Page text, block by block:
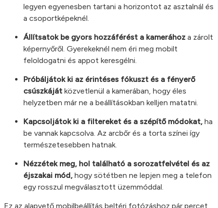
legyen egyenesben tartani a horizontot az asztalnál és
a csoportképeknél.
Állítsatok be gyors hozzáférést a kamerához a zárolt
képernyőről. Gyerekeknél nem éri meg mobilt
feloldogatni és appot keresgélni.
Próbáljátok ki az érintéses fókuszt és a fényerő
csúszkáját közvetlenül a kamerában, hogy éles
helyzetben már ne a beállításokban kelljen matatni.
Kapcsoljátok ki a filtereket és a szépítő módokat, ha
be vannak kapcsolva. Az arcbőr és a torta színei így
természetesebben hatnak.
Nézzétek meg, hol található a sorozatfelvétel és az
éjszakai mód, hogy sötétben ne lepjen meg a telefon
egy rosszul megválasztott üzemmóddal.
Ez az alapvető mobilbeállítás beltéri fotózáshoz pár percet